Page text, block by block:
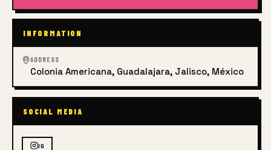
INFORMATION
ADDRESS
Colonia Americana, Guadalajara, Jalisco, México
SOCIAL MEDIA
IG